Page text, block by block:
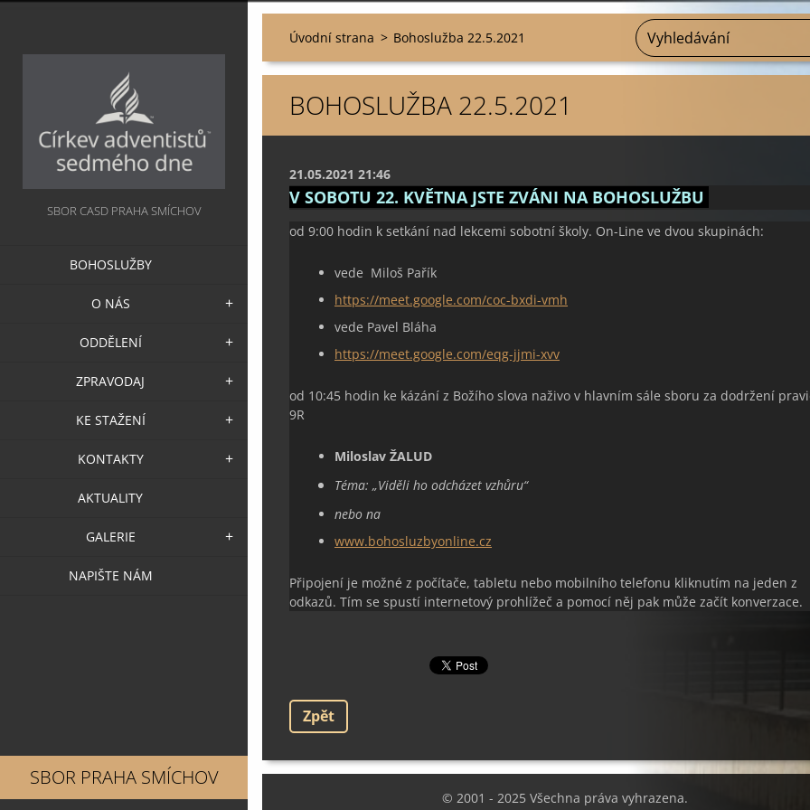
SBOR CASD PRAHA SMÍCHOV
BOHOSLUŽBY
O NÁS
ODDĚLENÍ
ZPRAVODAJ
KE STAŽENÍ
KONTAKTY
AKTUALITY
GALERIE
NAPIŠTE NÁM
SBOR PRAHA SMÍCHOV
Úvodní strana > Bohoslužba 22.5.2021
BOHOSLUŽBA 22.5.2021
21.05.2021 21:46
V SOBOTU 22. KVĚTNA JSTE ZVÁNI NA BOHOSLUŽBU
od 9:00 hodin k setkání nad lekcemi sobotní školy. On-Line ve dvou skupinách:
vede Miloš Pařík
https://meet.google.com/coc-bxdi-vmh
vede Pavel Bláha
https://meet.google.com/eqg-jjmi-xvv
od 10:45 hodin ke kázání z Božího slova naživo v hlavním sále sboru za dodržení
9R
Miloslav ŽALUD
Téma: „Viděli ho odcházet vzhůru“
nebo na
www.bohosluzbyonline.cz
Připojení je možné z počítače, tabletu nebo mobilního telefonu kliknutím na jeden z
odkazů. Tím se spustí internetový prohlížeč a pomocí něj pak může začít konverzace.
Zpět
© 2001 - 2025 Všechna práva vyhrazena.